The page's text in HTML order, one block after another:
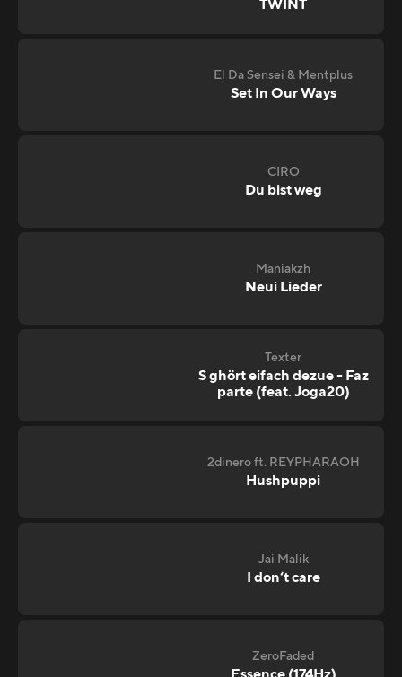
TWINT
El Da Sensei & Mentplus
Set In Our Ways
CIRO
Du bist weg
Maniakzh
Neui Lieder
Texter
S ghört eifach dezue - Faz
parte (feat. Joga20)
2dinero ft. REYPHARAOH
Hushpuppi
Jai Malik
I don‘t care
ZeroFaded